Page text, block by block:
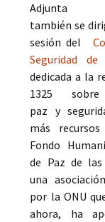
Adjunta
también se
sesión del
Seguridad
dedicada a la
1325 sobre
paz y
más
Fondo
de Paz de las
una
por la ONU
ahora, ha